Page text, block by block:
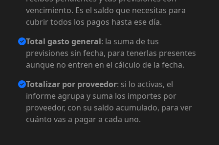
vencimiento. Es el saldo que necesitas para
cubrir todos los pagos hasta ese día.
Total gasto general: la suma de tus
previsiones sin fecha, para tenerlas presentes
aunque no entren en el cálculo de la fecha.
Totalizar por proveedor: si lo activas, el
informe agrupa y suma los importes por
proveedor, con su saldo acumulado, para ver
cuánto vas a pagar a cada uno.